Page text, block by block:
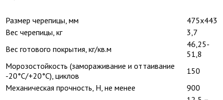
Размер черепицы, мм
475х443
Вес черепицы, кг
3,7
Вес готового покрытия, кг/кв.м
46,25-
51,8
Морозостойкость (замораживание и оттаивание
-20°С/+20°С), циклов
150
Механическая прочность, Н, не менее
900